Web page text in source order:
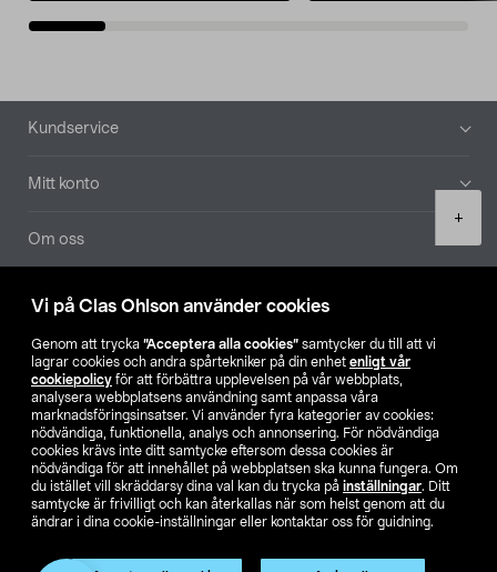
Vi på Clas Ohlson använder cookies
Genom att trycka ”Acceptera alla cookies” samtycker du till att vi
lagrar cookies och andra spårtekniker på din enhet enligt vår
cookiepolicy för att förbättra upplevelsen på vår webbplats,
analysera webbplatsens användning samt anpassa våra
marknadsföringsinsatser. Vi använder fyra kategorier av cookies:
nödvändiga, funktionella, analys och annonsering. För nödvändiga
cookies krävs inte ditt samtycke eftersom dessa cookies är
nödvändiga för att innehållet på webbplatsen ska kunna fungera. Om
du istället vill skräddarsy dina val kan du trycka på inställningar. Ditt
samtycke är frivilligt och kan återkallas när som helst genom att du
ändrar i dina cookie-inställningar eller kontaktar oss för guidning.
+
Sidfot
Kundservice
Mitt konto
Om oss
Aktuellt
Våra bolag
Hitta butik
SE NO FI